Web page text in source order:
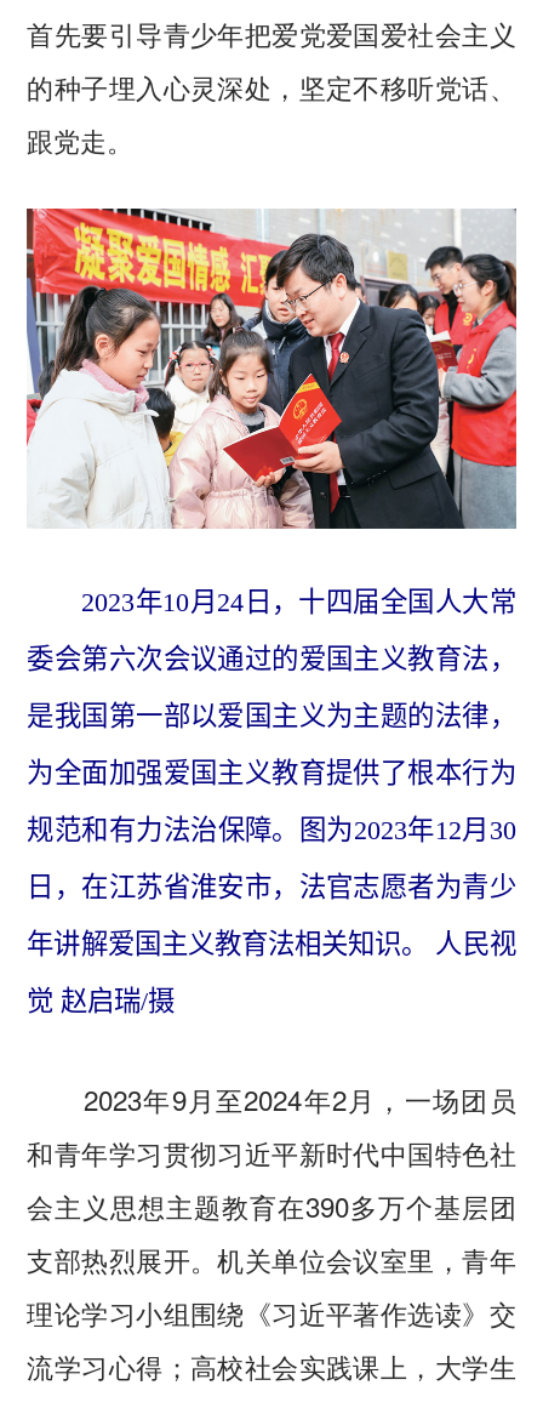
首先要引导青少年把爱党爱国爱社会主义
的种子埋入心灵深处，坚定不移听党话、
跟党走。
2023年10月24日，十四届全国人大常
委会第六次会议通过的爱国主义教育法，
是我国第一部以爱国主义为主题的法律，
为全面加强爱国主义教育提供了根本行为
规范和有力法治保障。图为2023年12月30
日，在江苏省淮安市，法官志愿者为青少
年讲解爱国主义教育法相关知识。 人民视
觉 赵启瑞/摄
2023年9月至2024年2月，一场团员
和青年学习贯彻习近平新时代中国特色社
会主义思想主题教育在390多万个基层团
支部热烈展开。机关单位会议室里，青年
理论学习小组围绕《习近平著作选读》交
流学习心得；高校社会实践课上，大学生